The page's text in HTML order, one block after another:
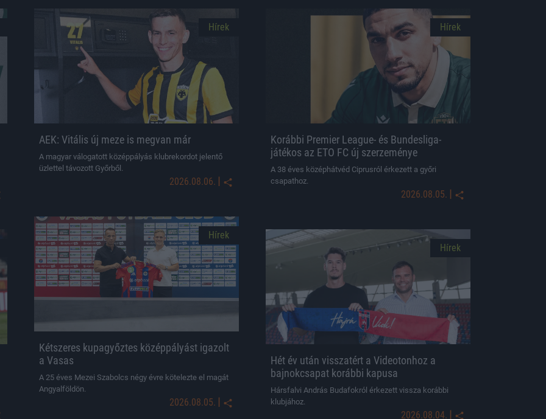
Hírek
AEK: Vitális új meze is megvan már
A magyar válogatott középpályás klubrekordot jelentő
üzlettel távozott Győrből.
2026.08.06. |
Hírek
Korábbi Premier League- és Bundesliga-
játékos az ETO FC új szerzeménye
A 38 éves középhátvéd Ciprusról érkezett a győri
csapathoz.
2026.08.05. |
Hírek
Kétszeres kupagyőztes középpályást igazolt
a Vasas
A 25 éves Mezei Szabolcs négy évre kötelezte el magát
Angyalföldön.
2026.08.05. |
Hírek
Hét év után visszatért a Videotonhoz a
bajnokcsapat korábbi kapusa
Hársfalvi András Budafokról érkezett vissza korábbi
klubjához.
2026.08.04. |